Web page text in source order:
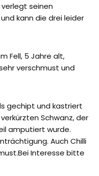
seinen
kann die drei leider
Fell, 5 Jahre alt,
verschmust und
gechipt und kastriert
Schwanz, der
amputiert wurde.
Auch Chilli
Interesse bitte